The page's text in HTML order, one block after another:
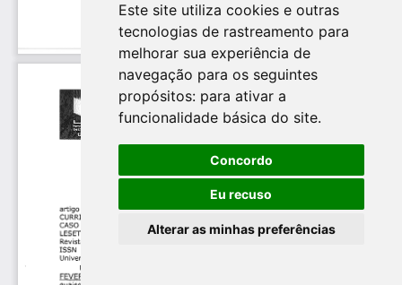
Este site utiliza cookies e outras
tecnologias de rastreamento para
melhorar sua experiência de
navegação para os seguintes
propósitos: para ativar a
funcionalidade básica do site.
Concordo
Eu recuso
Alterar as minhas preferências